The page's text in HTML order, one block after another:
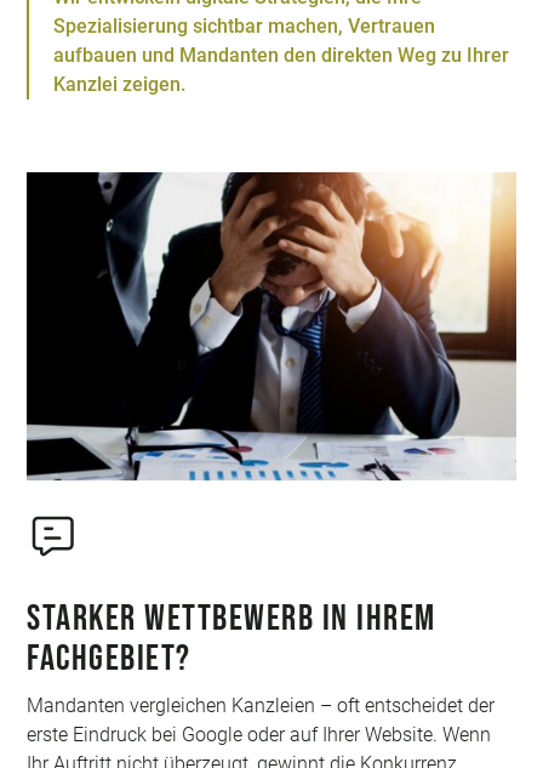
Spezialisierung sichtbar machen, Vertrauen
aufbauen und Mandanten den direkten Weg zu Ihrer
Kanzlei zeigen.
Starker Wettbewerb in Ihrem
Fachgebiet?
Mandanten vergleichen Kanzleien – oft entscheidet der
erste Eindruck bei Google oder auf Ihrer Website. Wenn